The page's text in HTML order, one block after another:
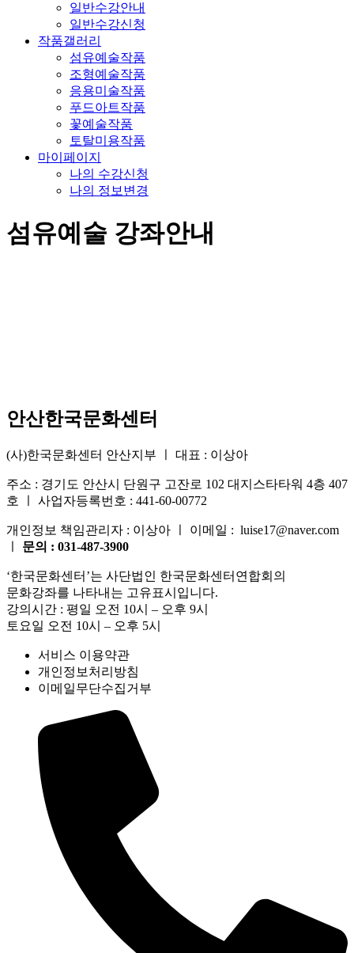
일반수강안내
일반수강신청
작품갤러리
섬유예술작품
조형예술작품
응용미술작품
푸드아트작품
꽃예술작품
토탈미용작품
마이페이지
나의 수강신청
나의 정보변경
섬유예술 강좌안내
안산한국문화센터
(사)한국문화센터 안산지부 ㅣ 대표 : 이상아
주소 : 경기도 안산시 단원구 고잔로 102 대지스타타워 4층 407
호 ㅣ 사업자등록번호 : 441-60-00772
개인정보 책임관리자 : 이상아 ㅣ 이메일 : luise17@naver.com
문의 : 031-487-3900
‘한국문화센터’는 사단법인 한국문화센터연합회의
문화강좌를 나타내는 고유표시입니다.
강의시간 : 평일 오전 10시 – 오후 9시
토요일 오전 10시 – 오후 5시
서비스 이용약관
개인정보처리방침
이메일무단수집거부